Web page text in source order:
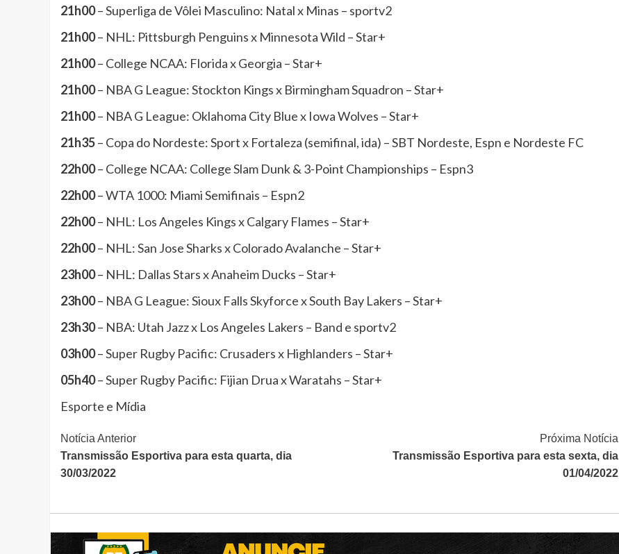
21h00– Superliga de Vôlei Masculino: Natal x Minas – sportv2
21h00– NHL: Pittsburgh Penguins x Minnesota Wild – Star+
21h00– College NCAA: Florida x Georgia – Star+
21h00– NBA G League: Stockton Kings x Birmingham Squadron – Star+
21h00– NBA G League: Oklahoma City Blue x Iowa Wolves – Star+
21h35– Copa do Nordeste: Sport x Fortaleza (semifinal, ida) – SBT Nordeste, Espn e Nordeste FC
22h00– College NCAA: College Slam Dunk & 3-Point Championships – Espn3
22h00– WTA 1000: Miami Semifinais – Espn2
22h00– NHL: Los Angeles Kings x Calgary Flames – Star+
22h00– NHL: San Jose Sharks x Colorado Avalanche – Star+
23h00– NHL: Dallas Stars x Anaheim Ducks – Star+
23h00– NBA G League: Sioux Falls Skyforce x South Bay Lakers – Star+
23h30– NBA: Utah Jazz x Los Angeles Lakers – Band e sportv2
03h00– Super Rugby Pacific: Crusaders x Highlanders – Star+
05h40– Super Rugby Pacific: Fijian Drua x Waratahs – Star+
Esporte e Mídia
Continue
Lendo
Notícia Anterior
Transmissão Esportiva para esta quarta, dia
30/03/2022
Próxima Notícia
Transmissão Esportiva para esta sexta, dia
01/04/2022